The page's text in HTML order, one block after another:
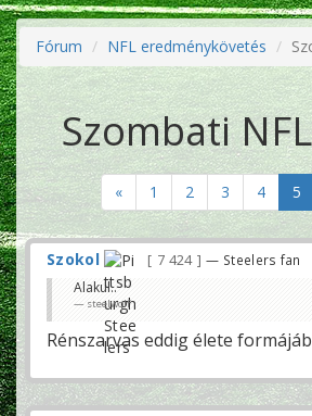
Fórum NFL eredménykövetés
Szombati
« 1 2 3 4 5
Szokol 7 424 — Steelers fan
Alakul..
steelwolf
Rénszarvas eddig élete